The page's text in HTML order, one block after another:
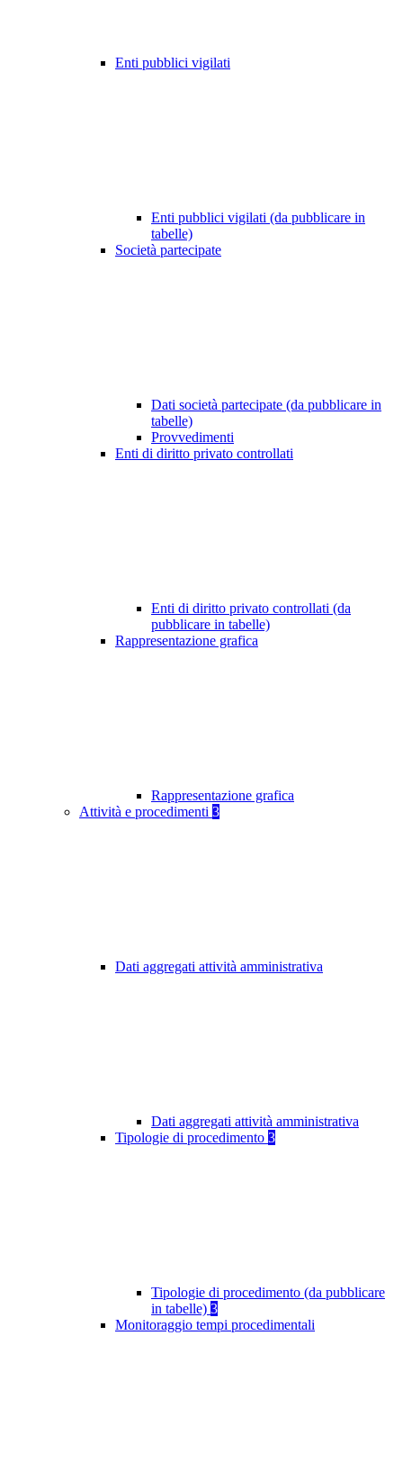
Enti pubblici vigilati
Enti pubblici vigilati (da pubblicare in
tabelle)
Società partecipate
Dati società partecipate (da pubblicare in
tabelle)
Provvedimenti
Enti di diritto privato controllati
Enti di diritto privato controllati (da
pubblicare in tabelle)
Rappresentazione grafica
Rappresentazione grafica
Attività e procedimenti 3
Dati aggregati attività amministrativa
Dati aggregati attività amministrativa
Tipologie di procedimento 3
Tipologie di procedimento (da pubblicare
in tabelle) 3
Monitoraggio tempi procedimentali